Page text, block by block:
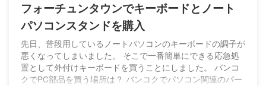
フォーチュンタウンでキーボードとノート
パソコンスタンドを購入
先日、普段用しているノートパソコンのキーボードの調子が
悪くなってしまいました。 そこで一番簡単にできる応急処
置として外付けキーボードを買うことにしました。 バンコ
クでPC部品を買う場所は？ バンコクでパソコン関連のパー